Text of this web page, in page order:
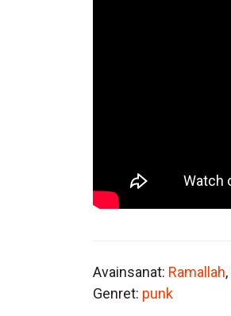
Avainsanat: Ramallah,
Genret: punk